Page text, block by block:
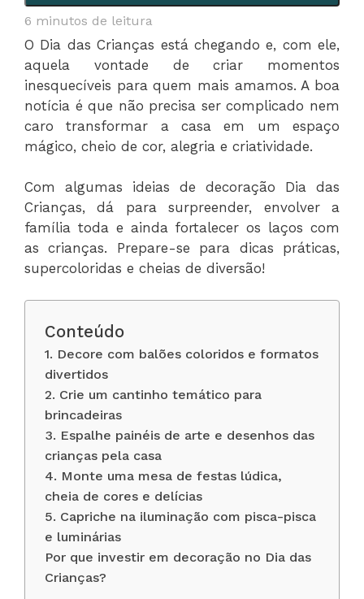
6 minutos de leitura
O Dia das Crianças está chegando e, com ele,
aquela vontade de criar momentos
inesquecíveis para quem mais amamos. A boa
notícia é que não precisa ser complicado nem
caro transformar a casa em um espaço
mágico, cheio de cor, alegria e criatividade.
Com algumas ideias de decoração Dia das
Crianças, dá para surpreender, envolver a
família toda e ainda fortalecer os laços com
as crianças. Prepare-se para dicas práticas,
supercoloridas e cheias de diversão!
Conteúdo
1. Decore com balões coloridos e formatos
divertidos
2. Crie um cantinho temático para
brincadeiras
3. Espalhe painéis de arte e desenhos das
crianças pela casa
4. Monte uma mesa de festas lúdica,
cheia de cores e delícias
5. Capriche na iluminação com pisca-pisca
e luminárias
Por que investir em decoração no Dia das
Crianças?